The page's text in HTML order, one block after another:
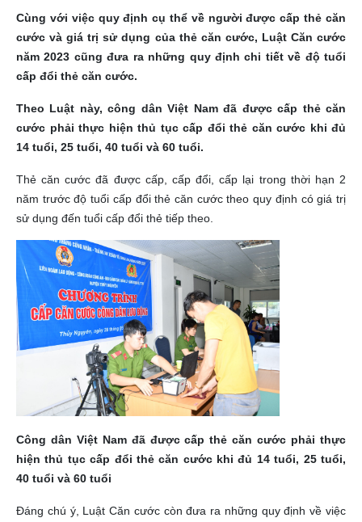
Cùng với việc quy định cụ thể về người được cấp thẻ căn
cước và giá trị sử dụng của thẻ căn cước, Luật Căn cước
năm 2023 cũng đưa ra những quy định chi tiết về độ tuổi
cấp đổi thẻ căn cước.
Theo Luật này, công dân Việt Nam đã được cấp thẻ căn
cước phải thực hiện thủ tục cấp đổi thẻ căn cước khi đủ
14 tuổi, 25 tuổi, 40 tuổi và 60 tuổi.
Thẻ căn cước đã được cấp, cấp đổi, cấp lại trong thời hạn 2
năm trước độ tuổi cấp đổi thẻ căn cước theo quy định có giá trị
sử dụng đến tuổi cấp đổi thẻ tiếp theo.
Công dân Việt Nam đã được cấp thẻ căn cước phải thực
hiện thủ tục cấp đổi thẻ căn cước khi đủ 14 tuổi, 25 tuổi,
40 tuổi và 60 tuổi
Đáng chú ý, Luật Căn cước còn đưa ra những quy định về việc